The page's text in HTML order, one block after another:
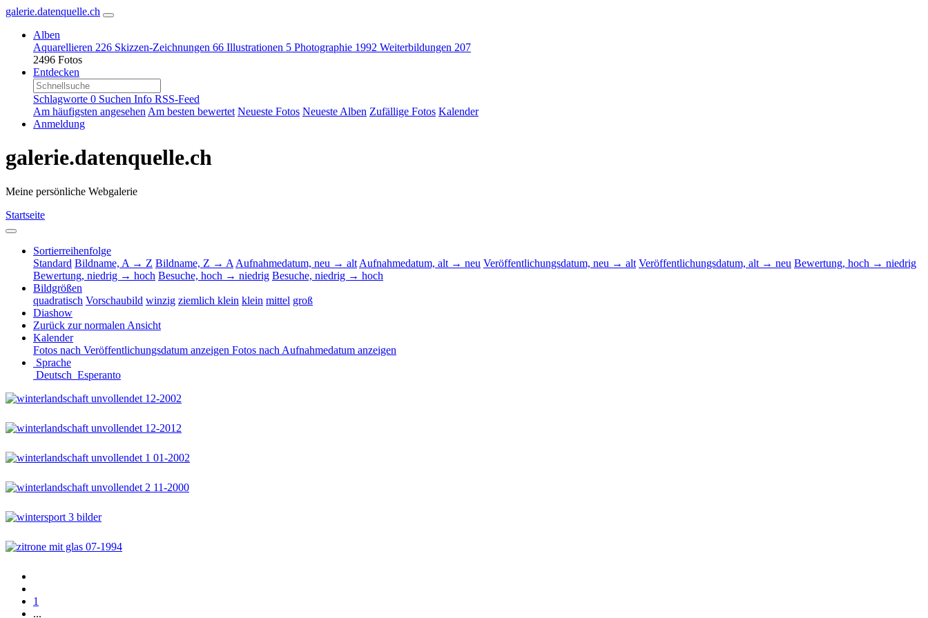
galerie.datenquelle.ch
Alben
Aquarellieren 226 Skizzen-Zeichnungen 66 Illustrationen 5 Photographie 1992 Weiterbildungen 207
2496 Fotos
Entdecken
Schlagworte 0 Suchen Info RSS-Feed
Am häufigsten angesehen Am besten bewertet Neueste Fotos Neueste Alben Zufällige Fotos Kalender
Anmeldung
galerie.datenquelle.ch
Meine persönliche Webgalerie
Startseite
Sortierreihenfolge
Standard Bildname, A → Z Bildname, Z → A Aufnahmedatum, neu → alt Aufnahmedatum, alt → neu Veröffentlichungsdatum, neu → alt Veröffentlichungsdatum, alt → neu Bewertung, hoch → niedrig
Bewertung, niedrig → hoch Besuche, hoch → niedrig Besuche, niedrig → hoch
Bildgrößen
quadratisch Vorschaubild winzig ziemlich klein klein mittel groß
Diashow
Zurück zur normalen Ansicht
Kalender
Fotos nach Veröffentlichungsdatum anzeigen Fotos nach Aufnahmedatum anzeigen
Sprache
Deutsch Esperanto
1
...